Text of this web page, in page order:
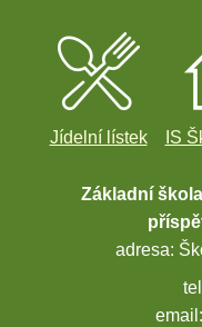
Jídelní lístek IS
Základní
adresa:
email: